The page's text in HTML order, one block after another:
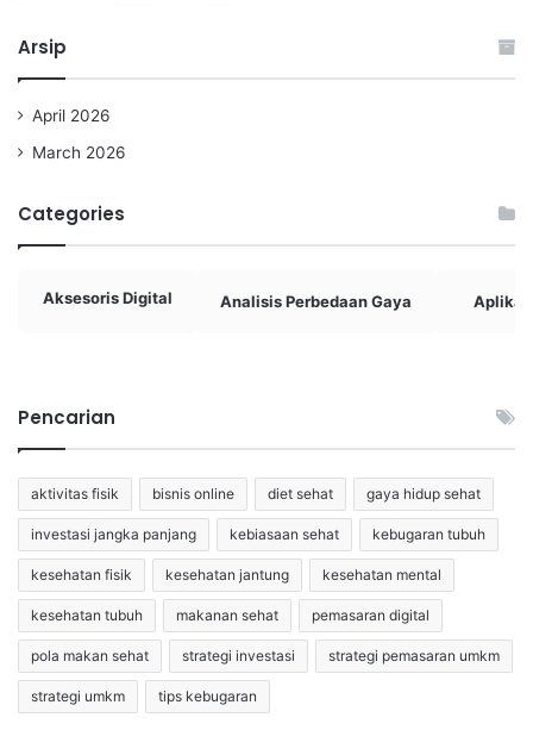
Arsip
April 2026
March 2026
Categories
Aksesoris Digital Analisis Perbedaan Gaya
Pencarian
aktivitas fisik bisnis online diet sehat gaya hidup sehat
investasi jangka panjang kebiasaan sehat kebugaran tubuh
kesehatan fisik kesehatan jantung kesehatan mental
kesehatan tubuh makanan sehat pemasaran digital
pola makan sehat strategi investasi strategi pemasaran umkm
strategi umkm tips kebugaran